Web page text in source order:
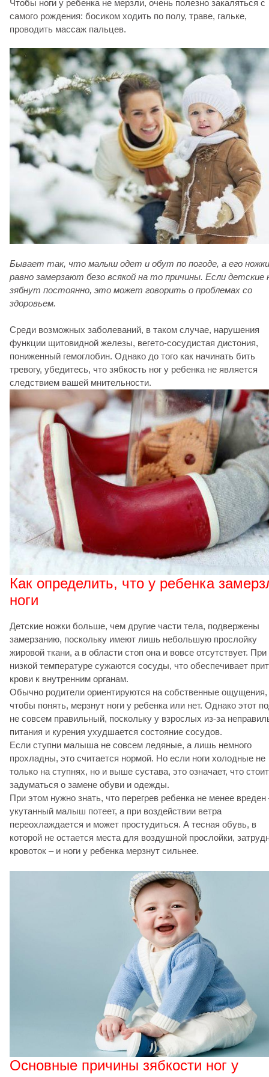
Чтобы ноги у ребенка не мерзли, очень полезно закаляться с
самого рождения: босиком ходить по полу, траве, гальке,
проводить массаж пальцев.
Бывает так, что малыш одет и обут по погоде, а его
равно замерзают безо всякой на то причины. Если детские
зябнут постоянно, это может говорить о проблемах со
здоровьем.
Среди возможных заболеваний, в таком случае, нарушения
функции щитовидной железы, вегето-сосудистая дистония,
пониженный гемоглобин. Однако до того как начинать бить
тревогу, убедитесь, что зябкость ног у ребенка не является
следствием вашей мнительности.
Как определить, что у ребенка
ноги
Детские ножки больше, чем другие части тела, подвержены
замерзанию, поскольку имеют лишь небольшую прослойку
жировой ткани, а в области стоп она и вовсе отсутствует. При
низкой температуре сужаются сосуды, что обеспечивает
крови к внутренним органам.
Обычно родители ориентируются на собственные ощущения,
чтобы понять, мерзнут ноги у ребенка или нет. Однако этот
не совсем правильный, поскольку у взрослых из-за
питания и курения ухудшается состояние сосудов.
Если ступни малыша не совсем ледяные, а лишь немного
прохладны, это считается нормой. Но если ноги холодные не
только на ступнях, но и выше сустава, это означает, что стоит
задуматься о замене обуви и одежды.
При этом нужно знать, что перегрев ребенка не менее вреден
укутанный малыш потеет, а при воздействии ветра
переохлаждается и может простудиться. А тесная обувь, в
которой не остается места для воздушной прослойки,
кровоток – и ноги у ребенка мерзнут сильнее.
Основные причины зябкости ног у